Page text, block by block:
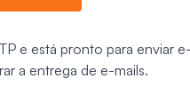
e está pronto para enviar
a entrega de e-mails.